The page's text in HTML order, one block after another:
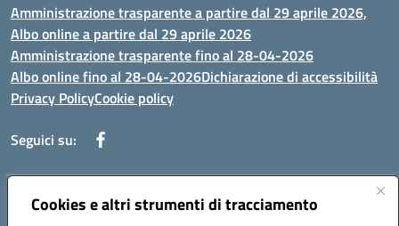
Cookies e altri strumenti di tracciamento
Amministrazione trasparente a partire dal 29 aprile 2026,
Albo online a partire dal 29 aprile 2026
Amministrazione trasparente fino al 28-04-2026
Albo online fino al 28-04-2026Dichiarazione di accessibilità
Privacy PolicyCookie policy
Seguici su:
Indirizzo:Via Selicato, 1 71122 FOGGIA (FG)